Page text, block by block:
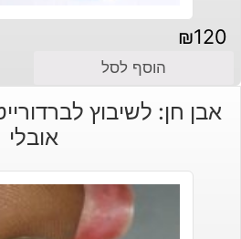
₪120
הוסף לסל
אובלי